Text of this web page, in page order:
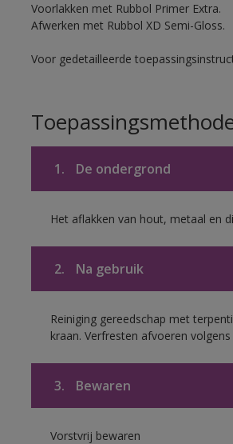
Voorlakken met Rubbol Primer Extra.
Afwerken met Rubbol XD Semi-Gloss.
Voor gedetailleerde
1. De ondergrond
Het aflakken van hout, metaal en
2. Na gebruik
Reiniging gereedschap met
kraan. Verfresten afvoeren
3. Bewaren
Vorstvrij bewaren